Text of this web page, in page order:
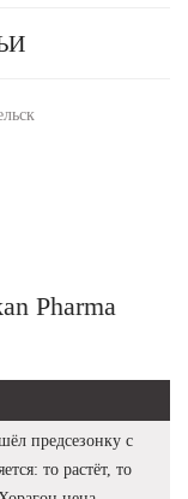
Pharma
предсезонку с
то растёт, то